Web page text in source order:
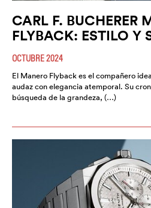
CARL F. BUCHERER
FLYBACK: ESTILO Y
OCTUBRE 2024
El Manero Flyback es el compañero
audaz con elegancia atemporal. Su
búsqueda de la grandeza, (…)